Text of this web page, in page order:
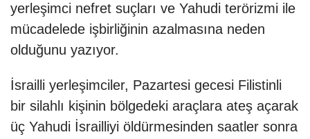
yerleşimci nefret suçları ve Yahudi terörizmi ile
mücadelede işbirliğinin azalmasına neden
olduğunu yazıyor.
İsrailli yerleşimciler, Pazartesi gecesi Filistinli
bir silahlı kişinin bölgedeki araçlara ateş açarak
üç Yahudi İsrailliyi öldürmesinden saatler sonra